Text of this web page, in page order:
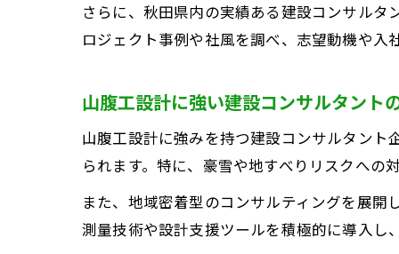
キ
さらに、秋田県内の実績ある建設コンサル
ロジェクト事例や社風を調べ、志望動機や
山腹工設計に強い建設コンサルタント
山腹工設計に強みを持つ建設コンサルタン
られます。特に、豪雪や地すべりリスクへ
また、地域密着型のコンサルティングを展
測量技術や設計支援ツールを積極的に導入